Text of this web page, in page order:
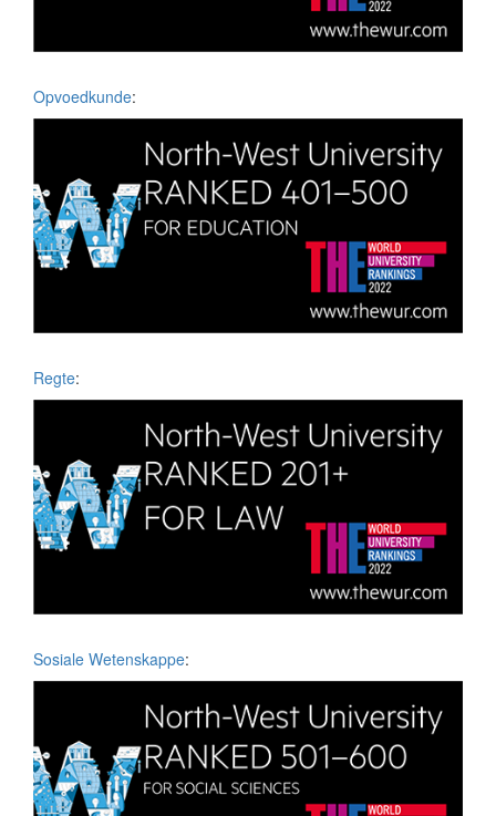
Opvoedkunde:
Regte:
Sosiale Wetenskappe: